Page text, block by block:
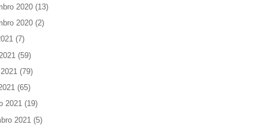
2020 (13)
2020 (2)
(7)
(59)
(79)
(65)
2021 (19)
2021 (5)